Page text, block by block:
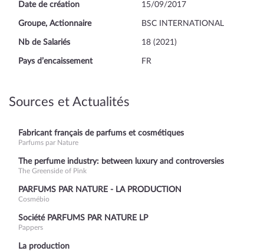
Date de création 15/09/2017
Groupe, Actionnaire BSC INTERNATIONAL
Nb de Salariés 18 (2021)
Pays d’encaissement FR
Sources et Actualités
Fabricant français de parfums et cosmétiques
Parfums par Nature
The perfume industry: between luxury and controversies
The Greenside of Pink
PARFUMS PAR NATURE - LA PRODUCTION
Cosmébio
Société PARFUMS PAR NATURE LP
Pappers
La production